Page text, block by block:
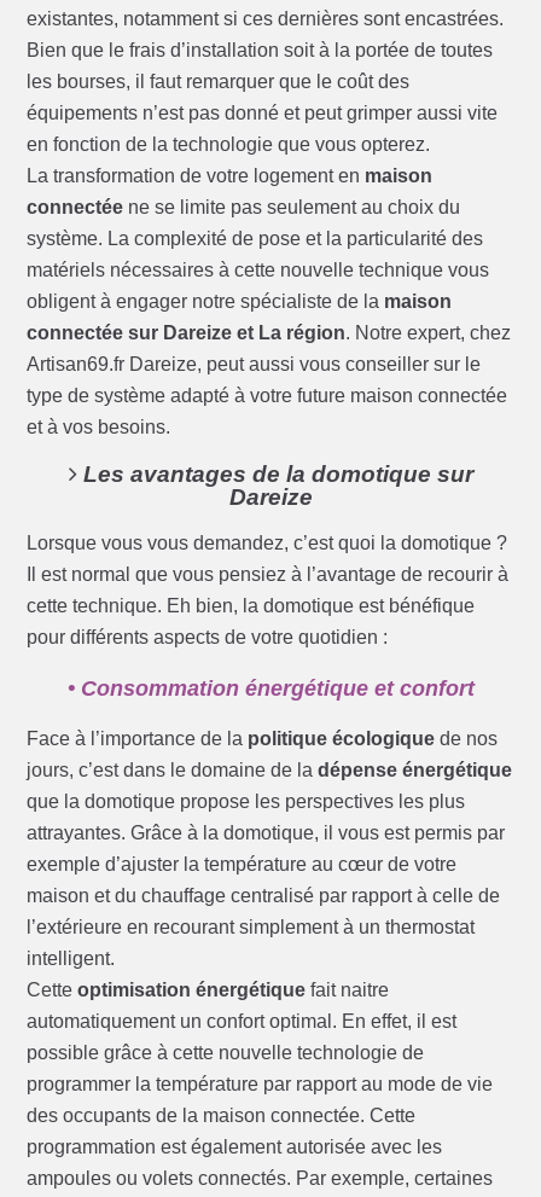
existantes, notamment si ces dernières sont encastrées.
Bien que le frais d’installation soit à la portée de toutes
les bourses, il faut remarquer que le coût des
équipements n’est pas donné et peut grimper aussi vite
en fonction de la technologie que vous opterez.
La transformation de votre logement en maison
connectée ne se limite pas seulement au choix du
système. La complexité de pose et la particularité des
matériels nécessaires à cette nouvelle technique vous
obligent à engager notre spécialiste de la maison
connectée sur Dareize et La région. Notre expert, chez
Artisan69.fr Dareize, peut aussi vous conseiller sur le
type de système adapté à votre future maison connectée
et à vos besoins.
Les avantages de la domotique sur
Dareize
Lorsque vous vous demandez, c’est quoi la domotique ?
Il est normal que vous pensiez à l’avantage de recourir à
cette technique. Eh bien, la domotique est bénéfique
pour différents aspects de votre quotidien :
• Consommation énergétique et confort
Face à l’importance de la politique écologique de nos
jours, c’est dans le domaine de ladépense énergétique
que la domotique propose les perspectives les plus
attrayantes. Grâce à la domotique, il vous est permis par
exemple d’ajuster la température au cœur de votre
maison et du chauffage centralisé par rapport à celle de
l’extérieure en recourant simplement à un thermostat
intelligent.
Cetteoptimisation énergétique fait naitre
automatiquement un confort optimal. En effet, il est
possible grâce à cette nouvelle technologie de
programmer la température par rapport au mode de vie
des occupants de la maison connectée. Cette
programmation est également autorisée avec les
ampoules ou volets connectés. Par exemple, certaines